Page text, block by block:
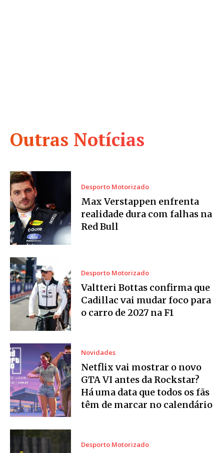
Outras Notícias
Desporto Motorizado
Max Verstappen enfrenta
realidade dura com falhas na
Red Bull
Desporto Motorizado
Valtteri Bottas confirma que
Cadillac vai mudar foco para
o carro de 2027 na F1
Novidades
Netflix vai mostrar o novo
GTA VI antes da Rockstar?
Há uma data que todos os fãs
têm de marcar no calendário
Desporto Motorizado